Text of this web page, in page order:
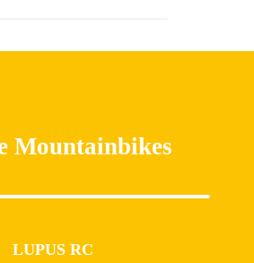
Mountainbikes
LUPUS RC